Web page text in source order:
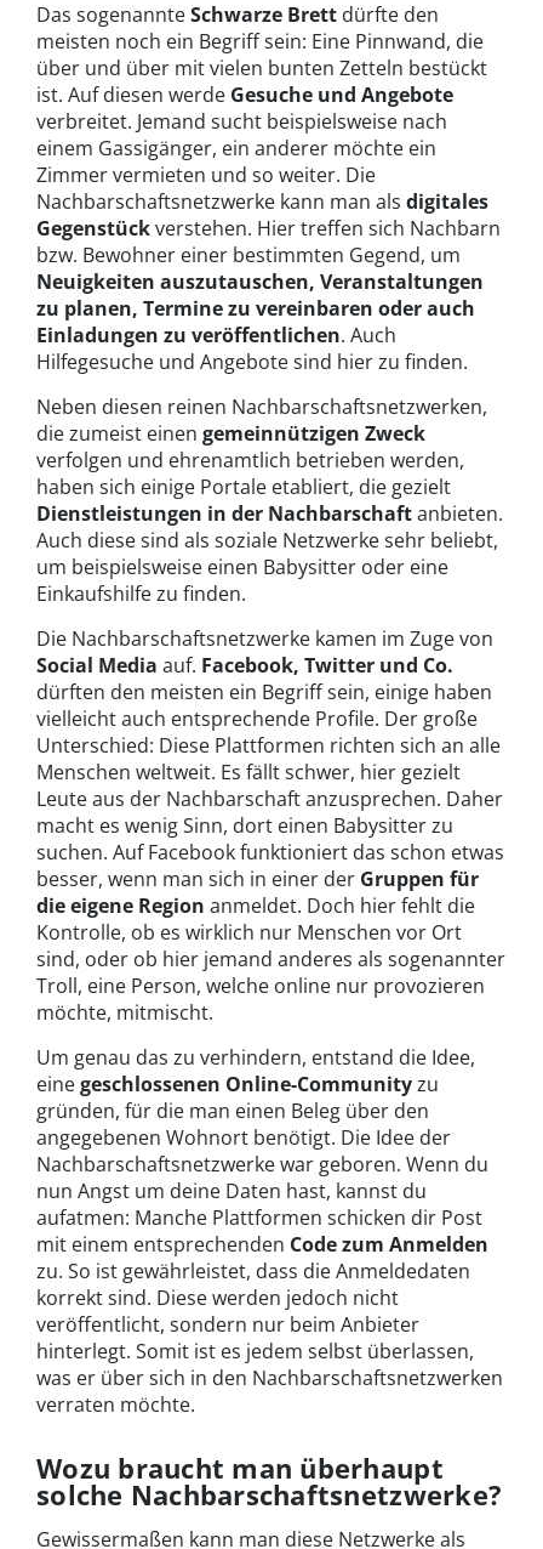
Das sogenannteSchwarze Brett dürfte den
meisten noch ein Begriff sein: Eine Pinnwand, die
über und über mit vielen bunten Zetteln bestückt
ist. Auf diesen werde Gesuche und Angebote
verbreitet. Jemand sucht beispielsweise nach
einem Gassigänger, ein anderer möchte ein
Zimmer vermieten und so weiter. Die
Nachbarschaftsnetzwerke kann man als digitales
Gegenstückverstehen. Hier treffen sich Nachbarn
bzw. Bewohner einer bestimmten Gegend, um
Neuigkeiten auszutauschen, Veranstaltungen
zu planen, Termine zu vereinbaren oder auch
Einladungen zu veröffentlichen. Auch
Hilfegesuche und Angebote sind hier zu finden.
Neben diesen reinen Nachbarschaftsnetzwerken,
die zumeist einen gemeinnützigen Zweck
verfolgen und ehrenamtlich betrieben werden,
haben sich einige Portale etabliert, die gezielt
Dienstleistungen in der Nachbarschaftanbieten.
Auch diese sind als soziale Netzwerke sehr beliebt,
um beispielsweise einen Babysitter oder eine
Einkaufshilfe zu finden.
Die Nachbarschaftsnetzwerke kamen im Zuge von
Social Media auf. Facebook, Twitter und Co.
dürften den meisten ein Begriff sein, einige haben
vielleicht auch entsprechende Profile. Der große
Unterschied: Diese Plattformen richten sich an alle
Menschen weltweit. Es fällt schwer, hier gezielt
Leute aus der Nachbarschaft anzusprechen. Daher
macht es wenig Sinn, dort einen Babysitter zu
suchen. Auf Facebook funktioniert das schon etwas
besser, wenn man sich in einer der Gruppen für
die eigene Region anmeldet. Doch hier fehlt die
Kontrolle, ob es wirklich nur Menschen vor Ort
sind, oder ob hier jemand anderes als sogenannter
Troll, eine Person, welche online nur provozieren
möchte, mitmischt.
Um genau das zu verhindern, entstand die Idee,
einegeschlossenen Online-Communityzu
gründen, für die man einen Beleg über den
angegebenen Wohnort benötigt. Die Idee der
Nachbarschaftsnetzwerke war geboren. Wenn du
nun Angst um deine Daten hast, kannst du
aufatmen: Manche Plattformen schicken dir Post
mit einem entsprechenden Code zum Anmelden
zu. So ist gewährleistet, dass die Anmeldedaten
korrekt sind. Diese werden jedoch nicht
veröffentlicht, sondern nur beim Anbieter
hinterlegt. Somit ist es jedem selbst überlassen,
was er über sich in den Nachbarschaftsnetzwerken
verraten möchte.
Wozu braucht man überhaupt
solche Nachbarschaftsnetzwerke?
Gewissermaßen kann man diese Netzwerke als